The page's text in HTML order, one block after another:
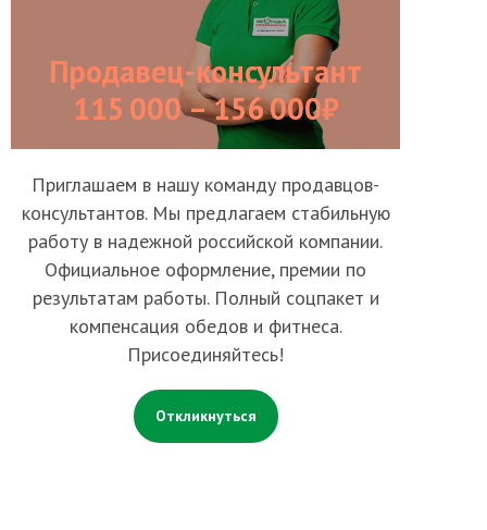
Продавец-консультант
115 000 – 156 000₽
Приглашаем в нашу команду продавцов-
консультантов. Мы предлагаем стабильную
работу в надежной российской компании.
Официальное оформление, премии по
результатам работы. Полный соцпакет и
компенсация обедов и фитнеса.
Присоединяйтесь!
Откликнуться